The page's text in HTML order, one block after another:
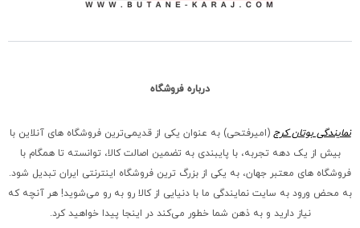
درباره فروشگاه
نمایندگی بوتان کرج (امیرفتحی) به عنوان یکی از قدیمی‌ترین فروشگاه های آنلاین با
بیش از یک دهه تجربه، با پایبندی به تضمین اصالت کالا، توانسته تا همگام با
فروشگاه‌ های معتبر جهان، به یکی از بزرگ‌ ترین فروشگاه اینترنتی ایران تبدیل شود.
به محض ورود به سایت نمایندگی ما با دنیایی از کالا رو به رو می‌شوید! هر آنچه که
نیاز دارید و به ذهن شما خطور می‌کند در اینجا پیدا خواهید کرد.